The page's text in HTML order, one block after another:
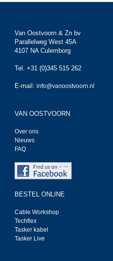
Van Oostvoorn & Zn bv
Parallelweg West 45A
4107 NA Culemborg
Tel. +31 (0)345 515 262
E-mail: info@vanoostvoorn.nl
VAN OOSTVOORN
Over ons
Nieuws
FAQ
BESTEL ONLINE
Cable Workshop
Techflex
Tasker kabel
Tasker Live